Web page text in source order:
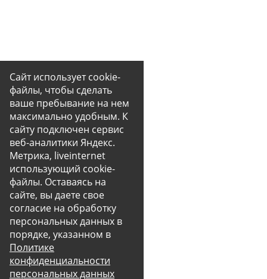
Сайт использует cookie-
файлы, чтобы сделать
ваше пребывание на нем
максимально удобным. К
cайту подключен сервис
веб-аналитики Яндекс.
Метрика, liveinternet
использующий cookie-
файлы. Оставаясь на
сайте, вы даете свое
согласие на обработку
персональных данных в
порядке, указанном в
Политике
конфиденциальности
персональных данных